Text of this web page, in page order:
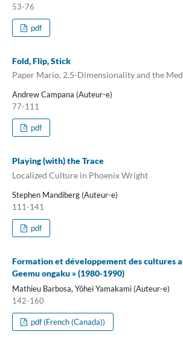
53-76
pdf
Fold, Flip, Stick
Paper Mario, 2.5-Dimensionality and the
Andrew Campana (Auteur-e)
77-111
pdf
Playing (with) the Trace
Localized Culture in Phoenix Wright
Stephen Mandiberg (Auteur-e)
111-141
pdf
Formation et développement des cultures
Geemu ongaku » (1980-1990)
Mathieu Barbosa, Yôhei Yamakami (Auteur-e)
142-160
pdf (French (Canada))